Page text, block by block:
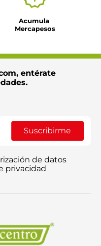
Acumula
Mercapesos
entérate
Suscribirme
de datos
privacidad